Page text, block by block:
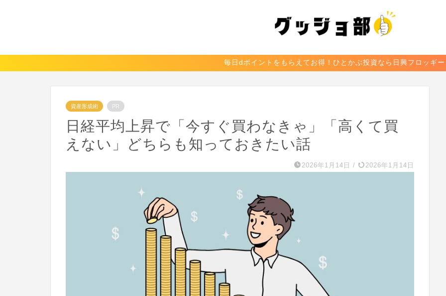
毎日dポイントをもらえてお得！ひとかぶ投資なら日興フロッギー
資産形成術 PR
日経平均上昇で「今すぐ買わなきゃ」「高くて買
えない」どちらも知っておきたい話
2026年1月14日 / 2026年1月14日